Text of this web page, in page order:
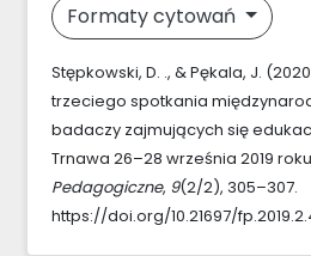
Formaty cytowań
Stępkowski, D. ., & Pękala, J.
trzeciego spotkania
badaczy zajmujących się
Trnawa 26–28 września 2019
Pedagogiczne, 9(2/2), 305–307.
https://doi.org/10.21697/